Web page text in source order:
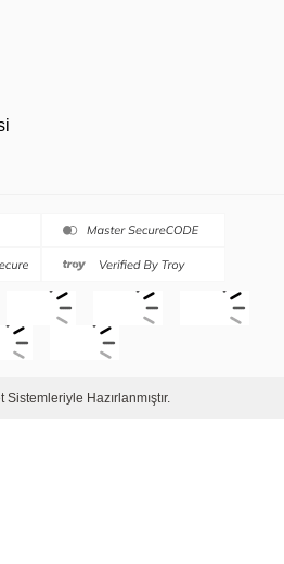
Sistemleriyle Hazırlanmıştır.